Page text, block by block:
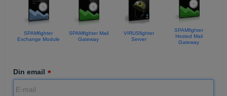
SPAMfighter
Exchange Module
SPAMfighter Mail
Gateway
VIRUSfighter
Server
SPAMfighter
Hosted Mail
Gateway
Din email